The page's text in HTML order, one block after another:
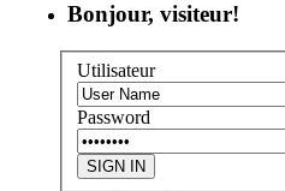
Bonjour, visiteur!
Utilisateur
Password